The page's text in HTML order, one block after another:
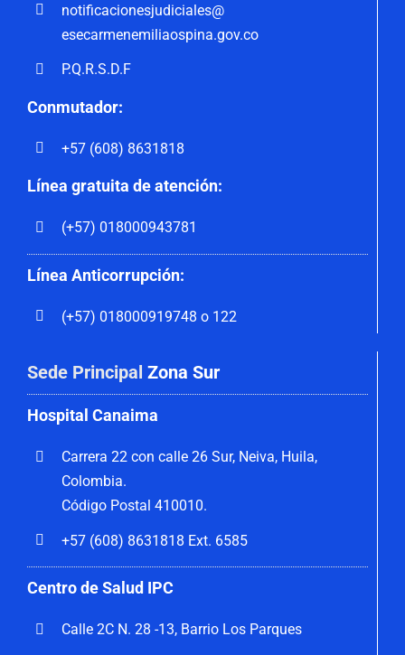
notificacionesjudiciales@
esecarmenemiliaospina.gov.co
P.Q.R.S.D.F
Conmutador:
+57 (608) 8631818
Línea gratuita de atención:
(+57) 018000943781
Línea Anticorrupción:
(+57) 018000919748 o 122
Sede Principal Zona Sur
Hospital Canaima
Carrera 22 con calle 26 Sur, Neiva, Huila,
Colombia.
Código Postal 410010.
+57 (608) 8631818 Ext. 6585
Centro de Salud IPC
Calle 2C N. 28 -13, Barrio Los Parques